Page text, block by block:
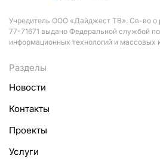
Учредитель ООО «Дайджест ТВ». Св-во
77-71671 выдано Федеральной службой
информационных технологий и массовых
Разделы
Новости
Контакты
Проекты
Услуги